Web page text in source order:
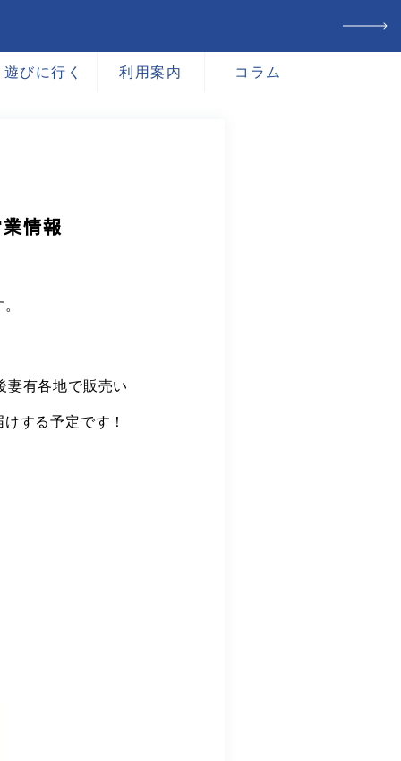
遊びに行く 利用案内 コラム
業情報
妻有各地で販売い
する予定です！